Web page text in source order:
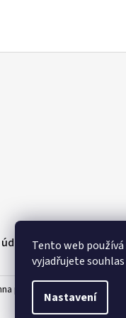
Tento web
vyjadřujete
Nastavení
práva vyhrazena.